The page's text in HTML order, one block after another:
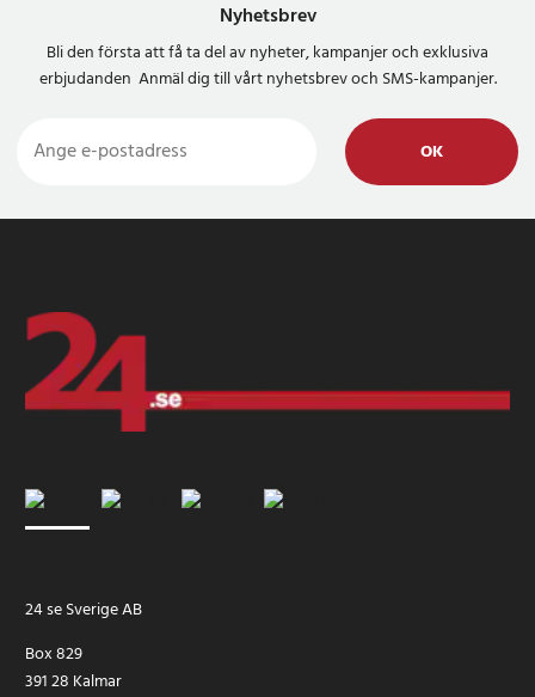
Nyhetsbrev
Bli den första att få ta del av nyheter, kampanjer och exklusiva
erbjudanden Anmäl dig till vårt nyhetsbrev och SMS-kampanjer.
OK
24 se Sverige AB
Box 829
391 28 Kalmar